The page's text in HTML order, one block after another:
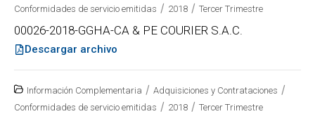
Conformidades de servicio emitidas / 2018 / Tercer Trimestre
00026-2018-GGHA-CA & PE COURIER S.A.C.
Descargar archivo
Información Complementaria / Adquisiciones y Contrataciones /
Conformidades de servicio emitidas / 2018 / Tercer Trimestre